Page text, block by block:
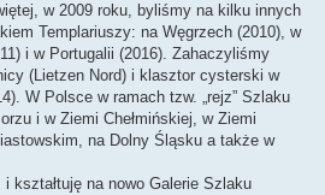
w 2009 roku, byliśmy na kilku innych
Templariuszy: na Węgrzech (2010), w
i w Portugalii (2016). Zahaczyliśmy
(Lietzen Nord) i klasztor cysterski w
W Polsce w ramach tzw. „rejz” Szlaku
i w Ziemi Chełmińskiej, w Ziemi
na Dolny Śląsku a także w
kształtuję na nowo Galerie Szlaku